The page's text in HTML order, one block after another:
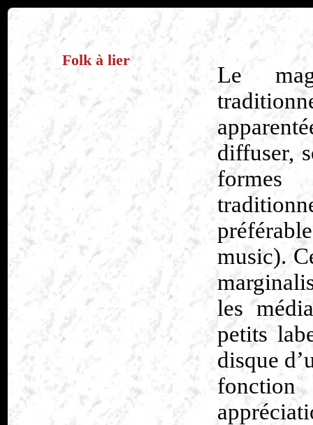
Folk à lier
Le
diffuser,
formes
music).
les
petits
disque